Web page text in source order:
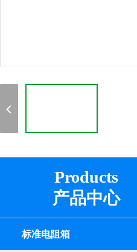
Products
产品中心
标准电阻箱